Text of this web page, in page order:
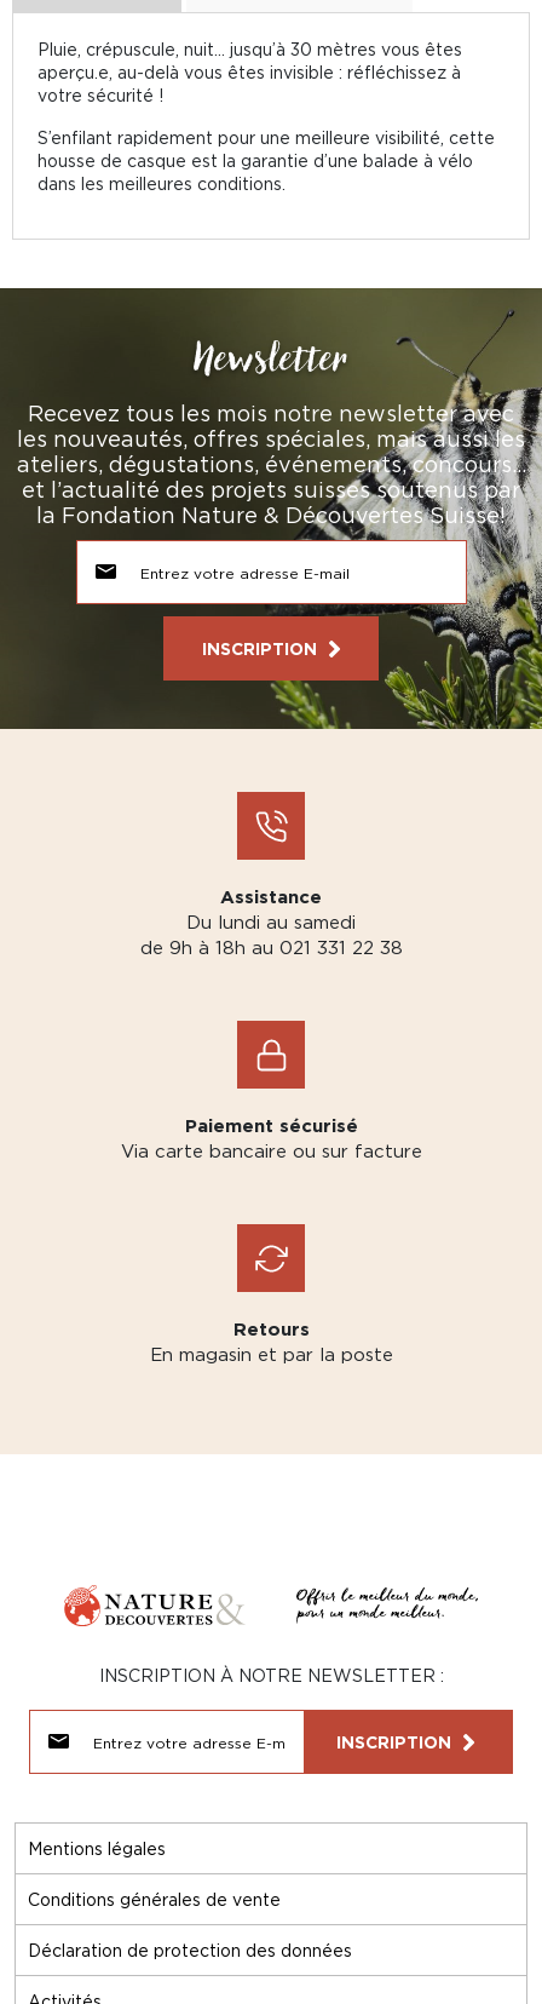
Pluie, crépuscule, nuit… jusqu’à 30 mètres vous êtes
aperçu.e, au-delà vous êtes invisible : réfléchissez à
votre sécurité !
S’enfilant rapidement pour une meilleure visibilité, cette
housse de casque est la garantie d’une balade à vélo
dans les meilleures conditions.
Newsletter
Recevez tous les mois notre newsletter avec
les nouveautés, offres spéciales, mais aussi les
ateliers, dégustations, événements, concours…
et l’actualité des projets suisses soutenus par
la Fondation Nature & Découvertes Suisse!
INSCRIPTION
Assistance
Du lundi au samedi
de 9h à 18h au 021 331 22 38
Paiement sécurisé
Via carte bancaire ou sur facture
Retours
En magasin et par la poste
Mentions légales
Conditions générales de vente
Déclaration de protection des données
INSCRIPTION À NOTRE NEWSLETTER :
INSCRIPTION